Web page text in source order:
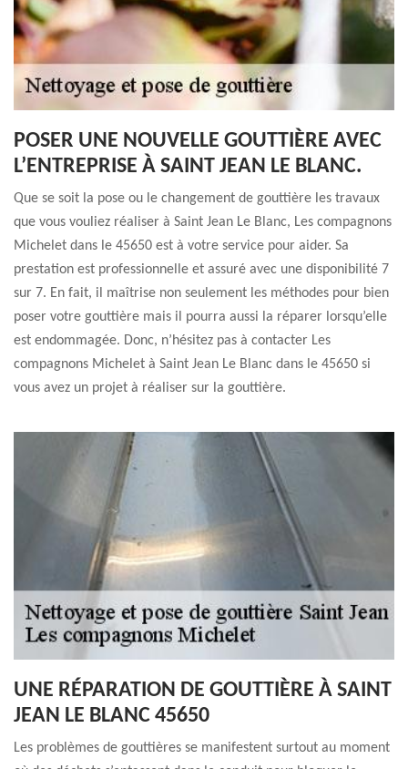
POSER UNE NOUVELLE GOUTTIÈRE AVEC
L’ENTREPRISE À SAINT JEAN LE BLANC.
Que se soit la pose ou le changement de gouttière les travaux
que vous vouliez réaliser à Saint Jean Le Blanc, Les compagnons
Michelet dans le 45650 est à votre service pour aider. Sa
prestation est professionnelle et assuré avec une disponibilité 7
sur 7. En fait, il maîtrise non seulement les méthodes pour bien
poser votre gouttière mais il pourra aussi la réparer lorsqu’elle
est endommagée. Donc, n’hésitez pas à contacter Les
compagnons Michelet à Saint Jean Le Blanc dans le 45650 si
vous avez un projet à réaliser sur la gouttière.
UNE RÉPARATION DE GOUTTIÈRE À SAINT
JEAN LE BLANC 45650
Les problèmes de gouttières se manifestent surtout au moment